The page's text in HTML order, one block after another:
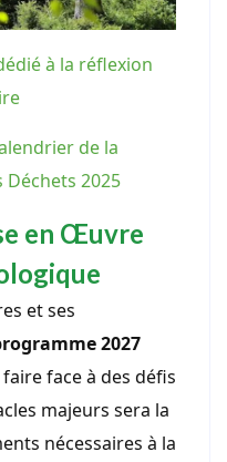
à la réflexion
de la
Déchets 2025
en Œuvre
et ses
2027
face à des défis
majeurs sera la
nécessaires à la